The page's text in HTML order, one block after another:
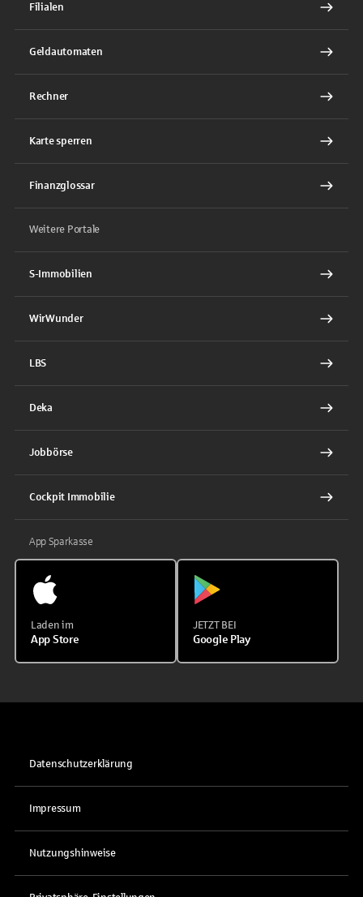
Filialen
Geldautomaten
Rechner
Karte sperren
Finanzglossar
Weitere Portale
S-Immobilien
WirWunder
LBS
Deka
Jobbörse
Cockpit Immobilie
App Sparkasse
Laden im
App Store
JETZT BEI
Google Play
Datenschutzerklärung
Impressum
Nutzungshinweise